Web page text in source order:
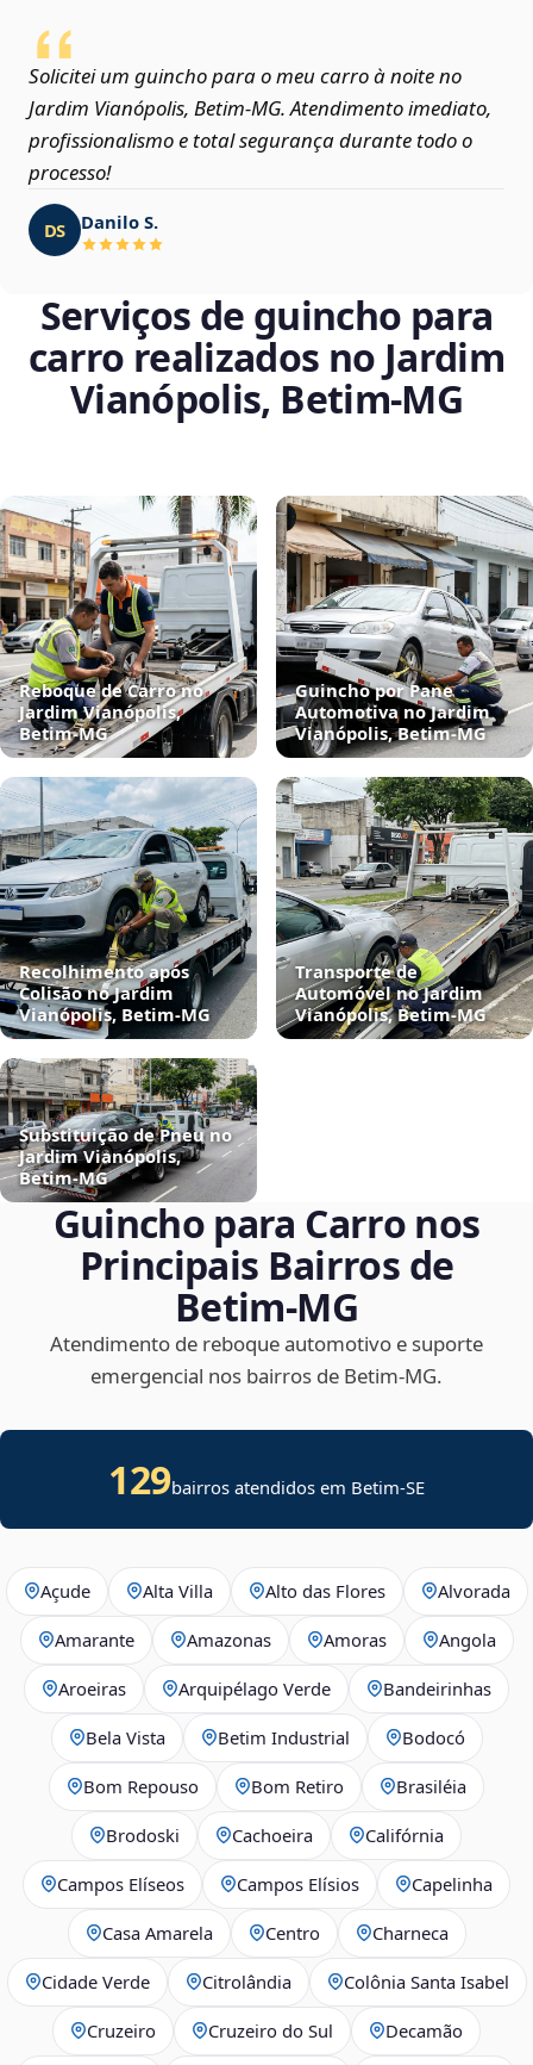
Solicitei um guincho para o meu carro à noite no
Jardim Vianópolis, Betim‑MG. Atendimento imediato,
profissionalismo e total segurança durante todo o
processo!
DS Danilo S.
Serviços de guincho para
carro realizados no Jardim
Vianópolis, Betim‑MG
Reboque de Carro no
Jardim Vianópolis,
Betim‑MG
Guincho por Pane
Automotiva no Jardim
Vianópolis, Betim‑MG
Recolhimento após
Colisão no Jardim
Vianópolis, Betim‑MG
Transporte de
Automóvel no Jardim
Vianópolis, Betim‑MG
Substituição de Pneu no
Jardim Vianópolis,
Betim‑MG
Guincho para Carro nos
Principais Bairros de
Betim‑MG
Atendimento de reboque automotivo e suporte
emergencial nos bairros de Betim‑MG.
129bairros atendidos em Betim-SE
Açude Alta Villa Alto das Flores Alvorada
Amarante Amazonas Amoras Angola
Aroeiras Arquipélago Verde Bandeirinhas
Bela Vista Betim Industrial Bodocó
Bom Repouso Bom Retiro Brasiléia
Brodoski Cachoeira Califórnia
Campos Elíseos Campos Elísios Capelinha
Casa Amarela Centro Charneca
Cidade Verde Citrolândia Colônia Santa Isabel
Cruzeiro Cruzeiro do Sul Decamão